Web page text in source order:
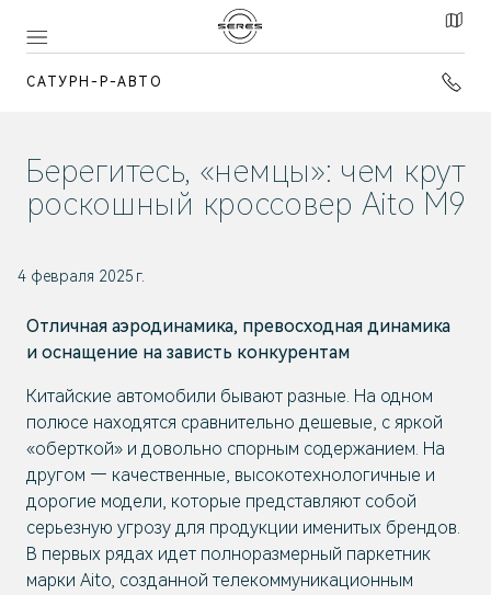
САТУРН-Р-АВТО
Берегитесь, «немцы»: чем крут
роскошный кроссовер Aito M9
4 февраля 2025 г.
Отличная аэродинамика, превосходная динамика
и оснащение на зависть конкурентам
Китайские автомобили бывают разные. На одном
полюсе находятся сравнительно дешевые, с яркой
«оберткой» и довольно спорным содержанием. На
другом — качественные, высокотехнологичные и
дорогие модели, которые представляют собой
серьезную угрозу для продукции именитых брендов.
В первых рядах идет полноразмерный паркетник
марки Aito, созданной телекоммуникационным